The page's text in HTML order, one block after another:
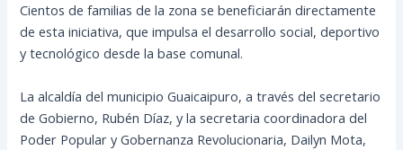
Cientos de familias de la zona se beneficiarán directamente
de esta iniciativa, que impulsa el desarrollo social, deportivo
y tecnológico desde la base comunal.
La alcaldía del municipio Guaicaipuro, a través del secretario
de Gobierno, Rubén Díaz, y la secretaria coordinadora del
Poder Popular y Gobernanza Revolucionaria, Dailyn Mota,